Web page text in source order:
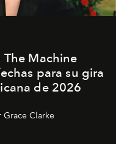
The Machine
para su gira
de 2026
Clarke